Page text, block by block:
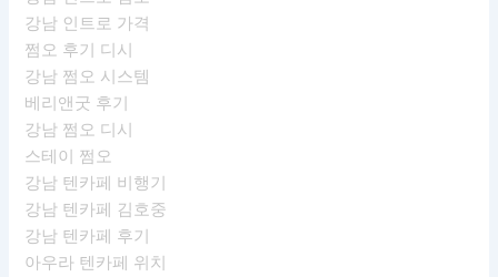
강남 인트로 가격
쩜오 후기 디시
강남 쩜오 시스템
베리앤굿 후기
강남 쩜오 디시
스테이 쩜오
강남 텐카페 비행기
강남 텐카페 김호중
강남 텐카페 후기
아우라 텐카페 위치